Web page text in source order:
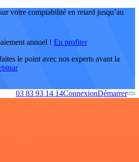
votre comptabilité en retard jusqu’au
annuel ! En profiter
le point avec nos experts avant la
03 83 93 14 14ConnexionDémarrer